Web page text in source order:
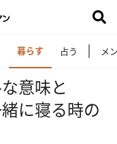
暮らす 占う メ
意味と
に寝る時の